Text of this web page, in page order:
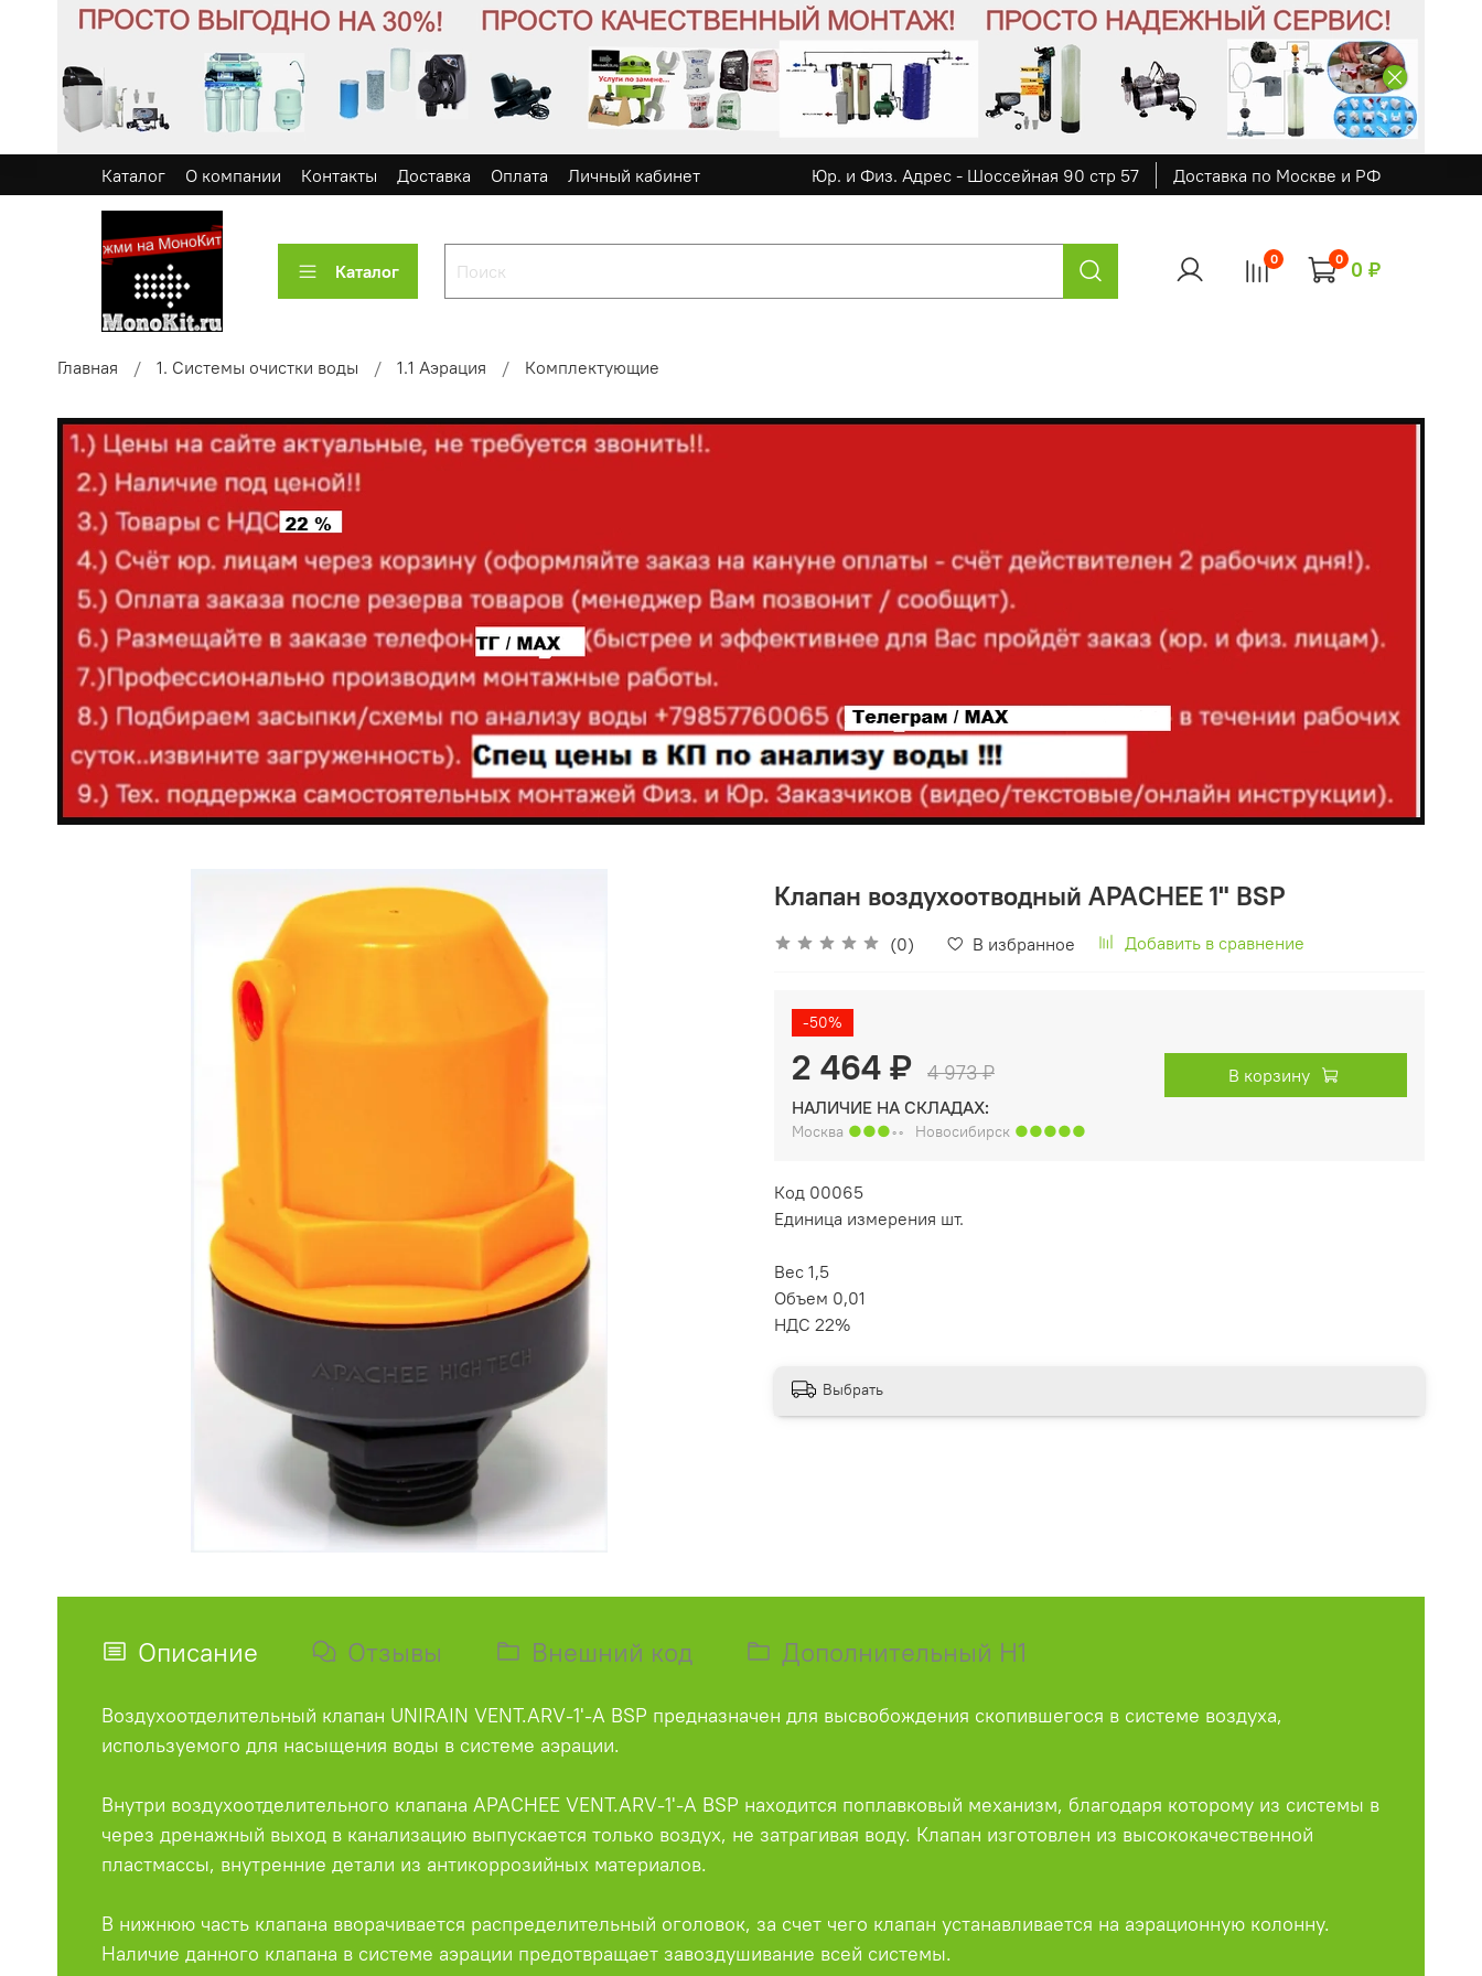
Каталог О компании Контакты Доставка Оплата Личный кабинет Юр. и Физ. Адрес - Шоссейная 90 стр 57 Доставка по Москве и РФ
Каталог
0 0 0 ₽
Главная 1. Системы очистки воды 1.1 Аэрация Комплектующие
Клапан воздухоотводный APACHEE 1" BSP
(0) В избранное Добавить в сравнение
-50%
2 464 ₽ 4 973 ₽
НАЛИЧИЕ НА СКЛАДАХ:
Москва ●●●◦◦ Новосибирск ●●●●●
В корзину
Код 00065
Единица измерения шт.
Вес 1,5
Объем 0,01
НДС 22%
Выбрать
Описание Отзывы Внешний код Дополнительный H1
Воздухоотделительный клапан UNIRAIN VENT.ARV-1'-A BSP предназначен для высвобождения скопившегося в системе воздуха,
используемого для насыщения воды в системе аэрации.
Внутри воздухоотделительного клапана APACHEE VENT.ARV-1'-A BSP находится поплавковый механизм, благодаря которому из системы в
через дренажный выход в канализацию выпускается только воздух, не затрагивая воду. Клапан изготовлен из высококачественной
пластмассы, внутренние детали из антикоррозийных материалов.
В нижнюю часть клапана вворачивается распределительный оголовок, за счет чего клапан устанавливается на аэрационную колонну.
Наличие данного клапана в системе аэрации предотвращает завоздушивание всей системы.